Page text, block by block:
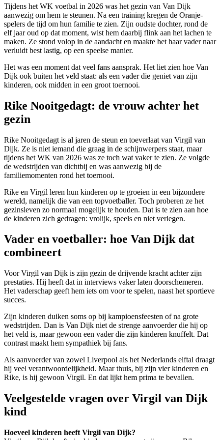
Tijdens het WK voetbal in 2026 was het gezin van Van Dijk
aanwezig om hem te steunen. Na een training kregen de Oranje-
spelers de tijd om hun familie te zien. Zijn oudste dochter, rond de
elf jaar oud op dat moment, wist hem daarbij flink aan het lachen te
maken. Ze stond volop in de aandacht en maakte het haar vader naar
verluidt best lastig, op een speelse manier.
Het was een moment dat veel fans aansprak. Het liet zien hoe Van
Dijk ook buiten het veld staat: als een vader die geniet van zijn
kinderen, ook midden in een groot toernooi.
Rike Nooitgedagt: de vrouw achter het
gezin
Rike Nooitgedagt is al jaren de steun en toeverlaat van Virgil van
Dijk. Ze is niet iemand die graag in de schijnwerpers staat, maar
tijdens het WK van 2026 was ze toch wat vaker te zien. Ze volgde
de wedstrijden van dichtbij en was aanwezig bij de
familiemomenten rond het toernooi.
Rike en Virgil leren hun kinderen op te groeien in een bijzondere
wereld, namelijk die van een topvoetballer. Toch proberen ze het
gezinsleven zo normaal mogelijk te houden. Dat is te zien aan hoe
de kinderen zich gedragen: vrolijk, speels en niet verlegen.
Vader en voetballer: hoe Van Dijk dat
combineert
Voor Virgil van Dijk is zijn gezin de drijvende kracht achter zijn
prestaties. Hij heeft dat in interviews vaker laten doorschemeren.
Het vaderschap geeft hem iets om voor te spelen, naast het sportieve
succes.
Zijn kinderen duiken soms op bij kampioensfeesten of na grote
wedstrijden. Dan is Van Dijk niet de strenge aanvoerder die hij op
het veld is, maar gewoon een vader die zijn kinderen knuffelt. Dat
contrast maakt hem sympathiek bij fans.
Als aanvoerder van zowel Liverpool als het Nederlands elftal draagt
hij veel verantwoordelijkheid. Maar thuis, bij zijn vier kinderen en
Rike, is hij gewoon Virgil. En dat lijkt hem prima te bevallen.
Veelgestelde vragen over Virgil van Dijk
kind
Hoeveel kinderen heeft Virgil van Dijk?